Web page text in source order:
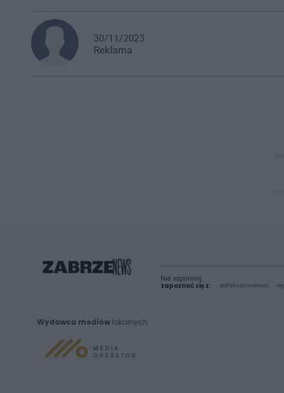
30/11/2023
Reklama
Wydawca mediów lokalnych
Nie zapomnij
zapoznać się z:
polityką prywatności